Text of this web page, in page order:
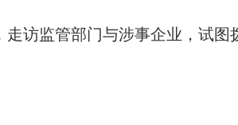
访监管部门与涉事企业，试图